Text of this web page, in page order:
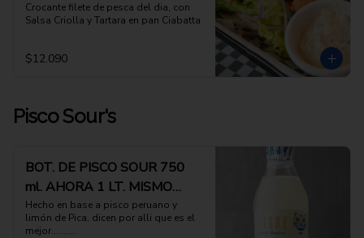
Crocante filete de pesca del dia, con
Salsa Criolla y Tartara en pan Ciabatta
$12.090
Pisco Sour's
BOT. DE PISCO SOUR 750
ml. AHORA 1 LT. MISMO
PRECIO
Hecho en base a pisco peruano y
limón de Pica, dicen por alli que es el
mejor..........